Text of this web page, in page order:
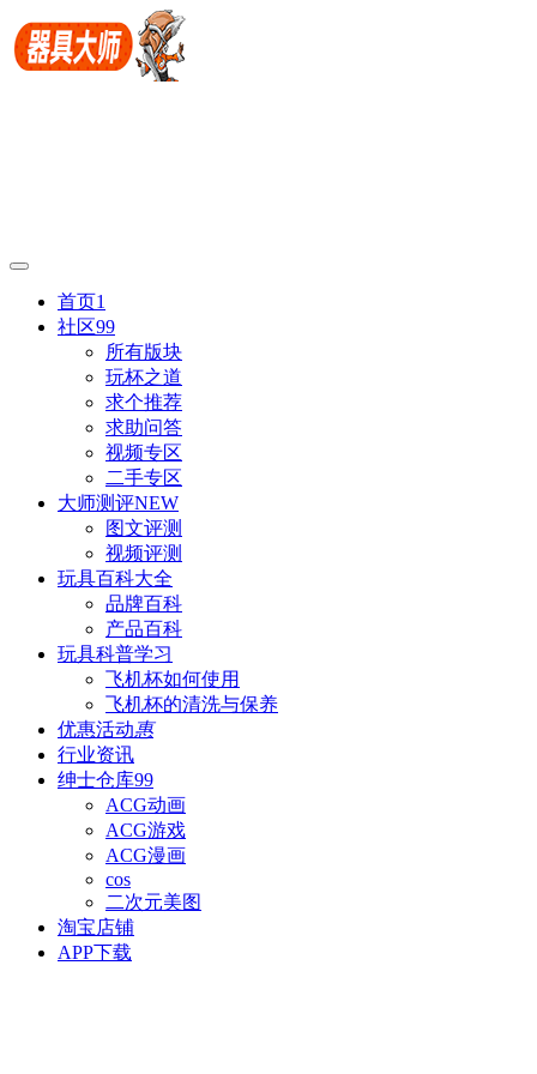
首页1
社区99
所有版块
玩杯之道
求个推荐
求助问答
视频专区
二手专区
大师测评NEW
图文评测
视频评测
玩具百科大全
品牌百科
产品百科
玩具科普学习
飞机杯如何使用
飞机杯的清洗与保养
优惠活动惠
行业资讯
绅士仓库99
ACG动画
ACG游戏
ACG漫画
cos
二次元美图
淘宝店铺
APP下载